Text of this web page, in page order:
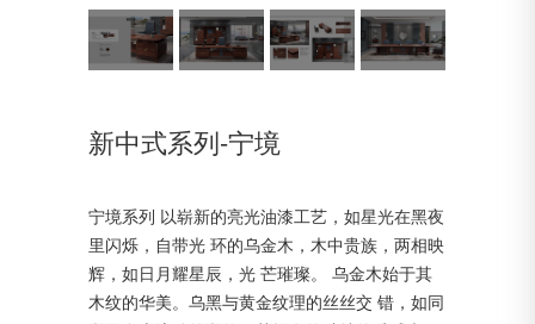
新中式系列-宁境
宁境系列 以崭新的亮光油漆工艺，如星光在黑夜
里闪烁，自带光 环的乌金木，木中贵族，两相映
辉，如日月耀星辰，光 芒璀璨。 乌金木始于其
木纹的华美。乌黑与黄金纹理的丝丝交 错，如同